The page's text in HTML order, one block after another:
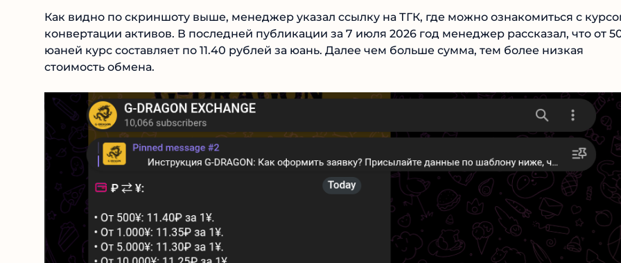
Как видно по скриншоту выше, менеджер указал ссылку на ТГК, где можно ознакомиться с
конвертации активов. В последней публикации за 7 июля 2026 год менеджер рассказал, что от
500 юаней курс составляет по 11.40 рублей за юань. Далее чем больше сумма, тем более низкая
стоимость обмена.